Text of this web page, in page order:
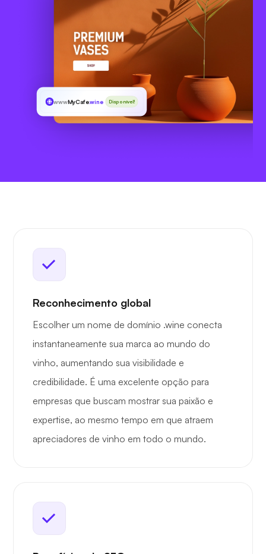
wwwMyCafe.wine Disponível!
Reconhecimento global
Escolher um nome de domínio .wine conecta
instantaneamente sua marca ao mundo do
vinho, aumentando sua visibilidade e
credibilidade. É uma excelente opção para
empresas que buscam mostrar sua paixão e
expertise, ao mesmo tempo em que atraem
apreciadores de vinho em todo o mundo.